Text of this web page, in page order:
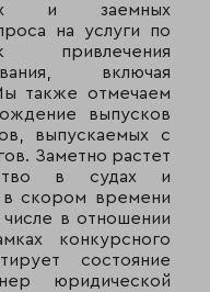
и заемных
на услуги по
привлечения
включая
также отмечаем
выпусков
выпускаемых с
Заметно растет
в судах и
в скором времени
в отношении
конкурсного
состояние
юридической